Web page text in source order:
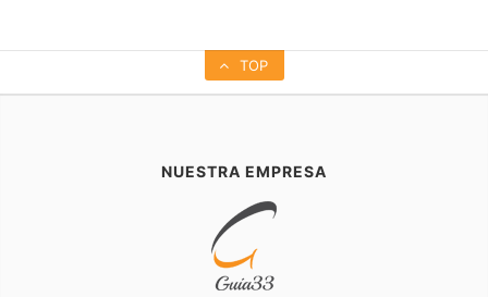
TOP
NUESTRA EMPRESA